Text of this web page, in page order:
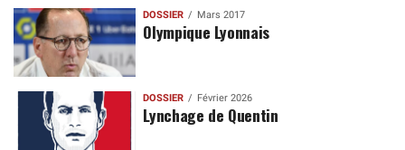
DOSSIER Mars 2017
Olympique Lyonnais
DOSSIER Février 2026
Lynchage de Quentin